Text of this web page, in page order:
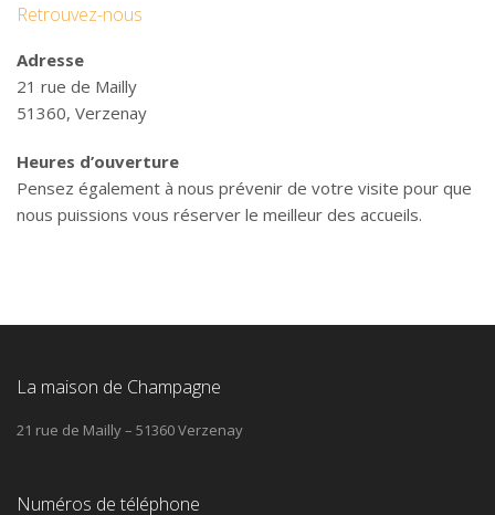
Retrouvez-nous
Adresse
21 rue de Mailly
51360, Verzenay
Heures d’ouverture
Pensez également à nous prévenir de votre visite pour que
nous puissions vous réserver le meilleur des accueils.
La maison de Champagne
21 rue de Mailly – 51360 Verzenay
Numéros de téléphone